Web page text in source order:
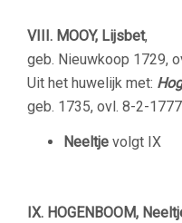
VIII. MOOY, Lijsbet,
geb. Nieuwkoop 1729,
Uit het huwelijk met:
geb. 1735, ovl. 8-2-1777
Neeltje volgt IX
IX. HOGENBOOM,